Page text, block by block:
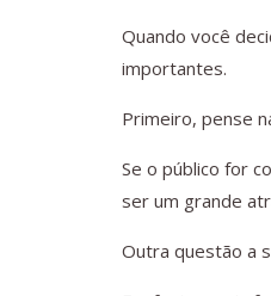
Quando você
importantes.
Primeiro, pense
Se o público for
ser um grande
Outra questão a